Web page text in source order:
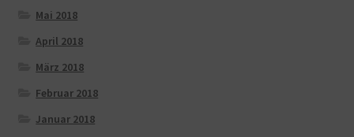
Mai 2018
April 2018
März 2018
Februar 2018
Januar 2018